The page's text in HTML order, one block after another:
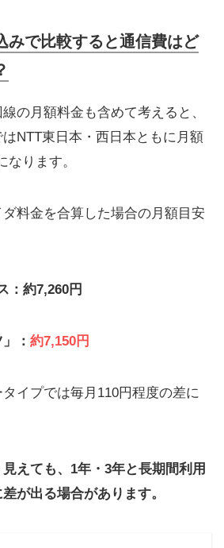
みで比較すると通信費はど
の月額料金も含めて考えると、
NTT東日本・西日本ともに月額
なります。
料金を合算した場合の月額目安
：約7,260円
： 約7,150円
イプでは毎月110円程度の差に
えても、1年・3年と長期間利用
が出る場合があります。